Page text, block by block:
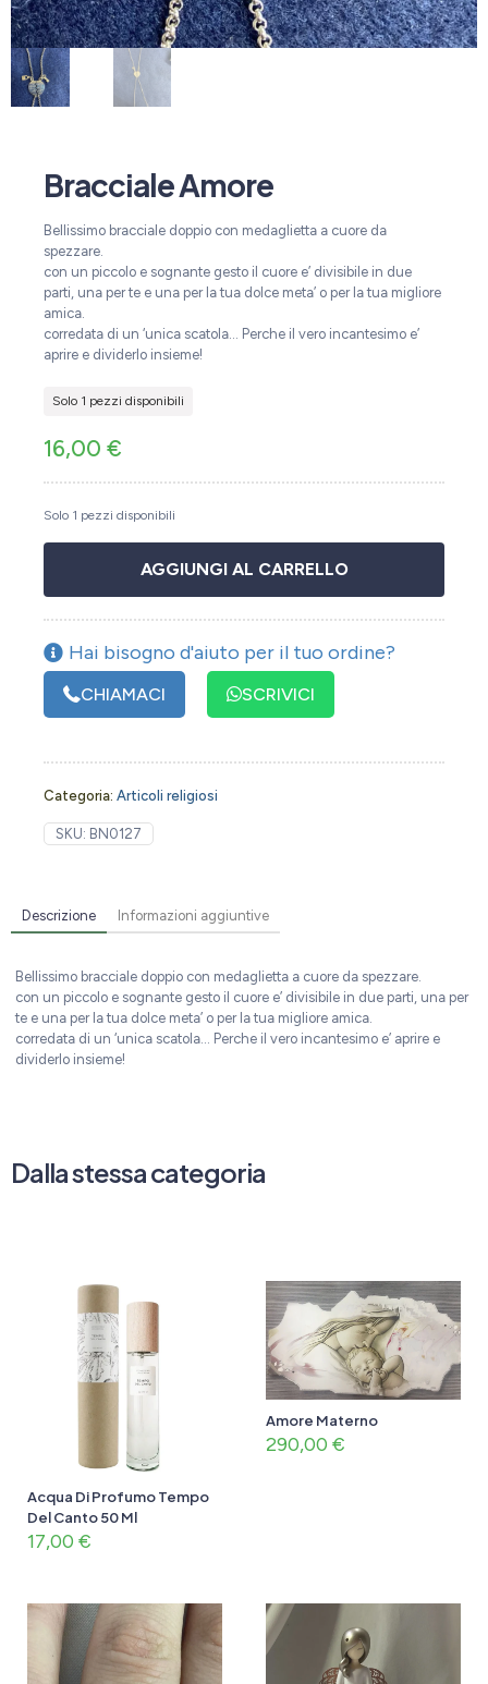
Bracciale Amore
Bellissimo bracciale doppio con medaglietta a cuore da
spezzare.
con un piccolo e sognante gesto il cuore e’ divisibile in due
parti, una per te e una per la tua dolce meta’ o per la tua migliore
amica.
corredata di un ‘unica scatola… Perche il vero incantesimo e’
aprire e dividerlo insieme!
Solo 1 pezzi disponibili
16,00 €
Solo 1 pezzi disponibili
AGGIUNGI AL CARRELLO
Hai bisogno d'aiuto per il tuo ordine?
CHIAMACI SCRIVICI
Categoria: Articoli religiosi
SKU: BN0127
Descrizione Informazioni aggiuntive
Bellissimo bracciale doppio con medaglietta a cuore da spezzare.
con un piccolo e sognante gesto il cuore e’ divisibile in due parti, una per
te e una per la tua dolce meta’ o per la tua migliore amica.
corredata di un ‘unica scatola… Perche il vero incantesimo e’ aprire e
dividerlo insieme!
Dalla stessa categoria
Acqua Di Profumo Tempo
Del Canto 50 Ml
17,00 €
Amore Materno
290,00 €